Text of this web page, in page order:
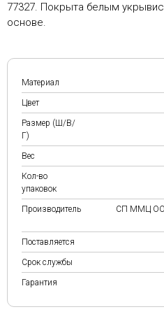
77327. Покрыта белым
основе.
Материал
Цвет
Размер (Ш/В/
Г)
Вес
Кол-во
упаковок
Производитель
СП ММЦ
Поставляется
Срок службы
Гарантия